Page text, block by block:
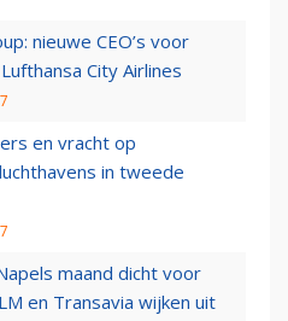
nieuwe CEO’s voor
City Airlines
en vracht op
in tweede
maand dicht voor
en Transavia wijken uit